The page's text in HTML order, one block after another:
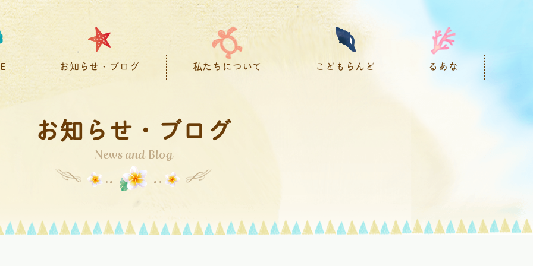
お知らせ・ブログ 私たちについて こどもらんど るあな
お知らせ・ブログ
News and Blog